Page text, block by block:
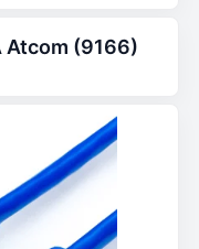
Atcom (9166)